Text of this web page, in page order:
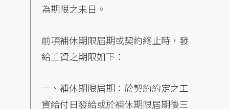
為期限之末日。
前項補休期限屆期或契約終止時，發
給工資之期限如下：
一、補休期限屆期：於契約約定之工
資給付日發給或於補休期限屆期後三